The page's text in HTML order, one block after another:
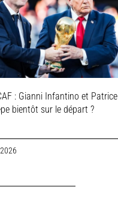
: Gianni Infantino et Patrice
bientôt sur le départ ?